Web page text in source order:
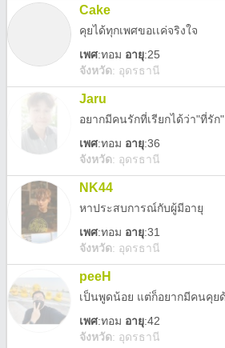
Cake
คุยได้ทุกเพศขอเเค่จริงใจ
เพศ:ทอม อายุ:25
จังหวัด: อุดรธานี
Jaru
อยากมีคนรักที่เรียกได้ว่า"ที่รัก"
เพศ:ทอม อายุ:36
จังหวัด: อุดรธานี
NK44
หาประสบการณ์กับผู้มีอายุ
เพศ:ทอม อายุ:31
จังหวัด: อุดรธานี
peeH
เพศ:ทอม อายุ:42
จังหวัด: อุดรธานี